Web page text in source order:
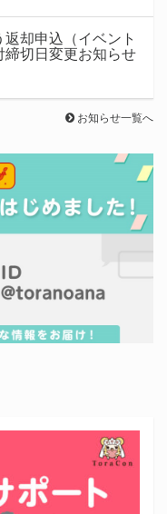
返却申込（イベント
切日変更お知らせ
お知らせ一覧へ